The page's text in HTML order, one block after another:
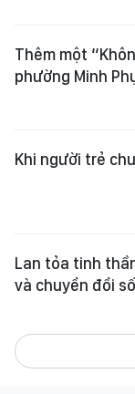
Thêm một
phường Minh
Khi người trẻ
Lan tỏa tinh
và chuyển đổi